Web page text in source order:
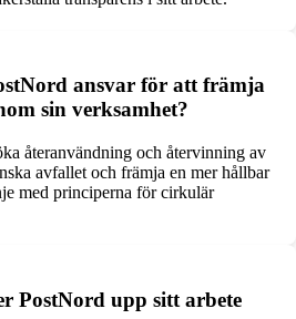
ansvar för att främja
sin verksamhet?
återanvändning och återvinning av
avfallet och främja en mer hållbar
med principerna för cirkulär
PostNord upp sitt arbete